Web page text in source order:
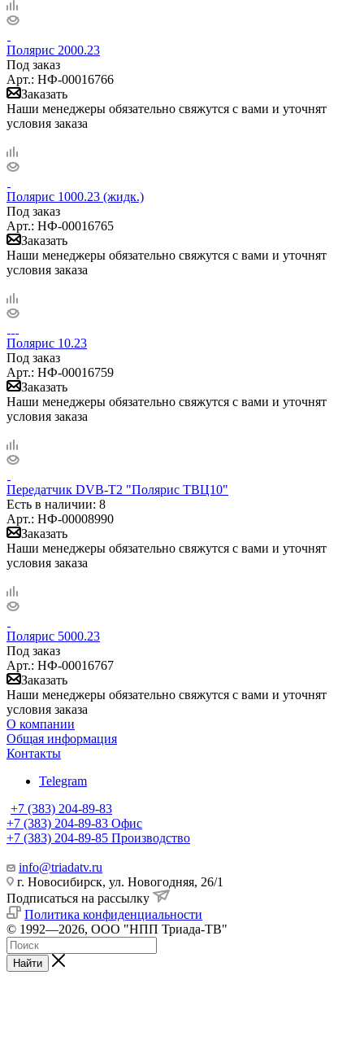
Полярис 2000.23
Под заказ
Арт.: НФ-00016766
Заказать
Наши менеджеры обязательно свяжутся с вами и уточнят
условия заказа
Полярис 1000.23 (жидк.)
Под заказ
Арт.: НФ-00016765
Заказать
Наши менеджеры обязательно свяжутся с вами и уточнят
условия заказа
Полярис 10.23
Под заказ
Арт.: НФ-00016759
Заказать
Наши менеджеры обязательно свяжутся с вами и уточнят
условия заказа
Передатчик DVB-T2 "Полярис ТВЦ10"
Есть в наличии: 8
Арт.: НФ-00008990
Заказать
Наши менеджеры обязательно свяжутся с вами и уточнят
условия заказа
Полярис 5000.23
Под заказ
Арт.: НФ-00016767
Заказать
Наши менеджеры обязательно свяжутся с вами и уточнят
условия заказа
О компании
Общая информация
Контакты
Telegram
+7 (383) 204-89-83
+7 (383) 204-89-83 Офис
+7 (383) 204-89-85 Производство
info@triadatv.ru
г. Новосибирск, ул. Новогодняя, 26/1
Подписаться на рассылку
Политика конфиденциальности
© 1992—2026, ООО "НПП Триада-ТВ"
Найти